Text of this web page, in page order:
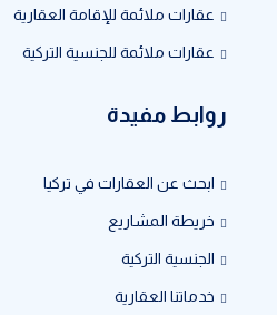
عقارات ملائمة للإقامة العقارية
عقارات ملائمة للجنسية التركية
روابط مفيدة
ابحث عن العقارات في تركيا
خريطة المشاريع
الجنسية التركية
خدماتنا العقارية